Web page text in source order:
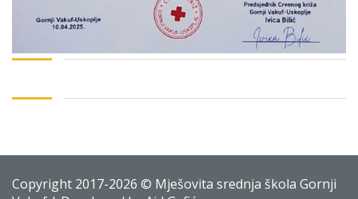
Copyright 2017-2026 © Mješovita srednja škola Gornji